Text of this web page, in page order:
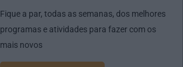
Fique a par, todas as semanas, dos melhores
programas e atividades para fazer com os
mais novos